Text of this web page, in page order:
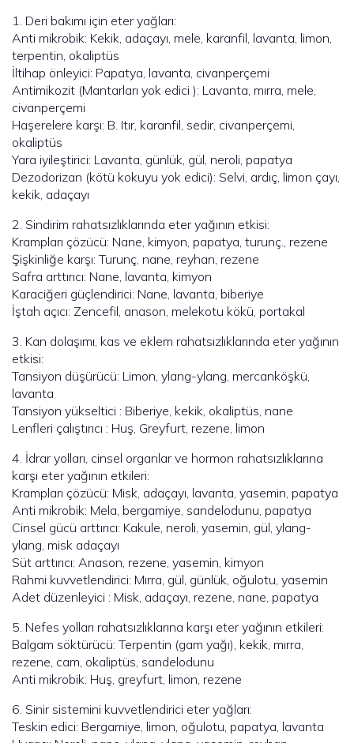
1. Deri bakımı için eter yağları:
Anti mikrobik: Kekik, adaçayı, mele, karanfil, lavanta, limon,
terpentin, okaliptüs
İltihap önleyici: Papatya, lavanta, civanperçemi
Antimikozit (Mantarları yok edici ): Lavanta, mırra, mele,
civanperçemi
Haşerelere karşı: B. Itır, karanfil, sedir, civanperçemi,
okaliptüs
Yara iyileştirici: Lavanta, günlük, gül, neroli, papatya
Dezodorizan (kötü kokuyu yok edici): Selvi, ardıç, limon çayı,
kekik, adaçayı
2. Sindirim rahatsızlıklarında eter yağının etkisi:
Krampları çözücü: Nane, kimyon, papatya, turunç., rezene
Şişkinliğe karşı: Turunç, nane, reyhan, rezene
Safra arttırıcı: Nane, lavanta, kimyon
Karaciğeri güçlendirici: Nane, lavanta, biberiye
İştah açıcı: Zencefil, anason, melekotu kökü, portakal
3. Kan dolaşımı, kas ve eklem rahatsızlıklarında eter yağının
etkisi:
Tansiyon düşürücü: Limon, ylang-ylang, mercanköşkü,
lavanta
Tansiyon yükseltici : Biberiye, kekik, okaliptüs, nane
Lenfleri çalıştırıcı : Huş, Greyfurt, rezene, limon
4. İdrar yolları, cinsel organlar ve hormon rahatsızlıklarına
karşı eter yağının etkileri:
Krampları çözücü: Misk, adaçayı, lavanta, yasemin, papatya
Anti mikrobik: Mela, bergamiye, sandelodunu, papatya
Cinsel gücü arttırıcı: Kakule, neroli, yasemin, gül, ylang-
ylang, misk adaçayı
Süt arttırıcı: Anason, rezene, yasemin, kimyon
Rahmi kuvvetlendirici: Mırra, gül, günlük, oğulotu, yasemin
Adet düzenleyici : Misk, adaçayı, rezene, nane, papatya
5. Nefes yolları rahatsızlıklarına karşı eter yağının etkileri:
Balgam söktürücü: Terpentin (gam yağı), kekik, mırra,
rezene, cam, okaliptüs, sandelodunu
Anti mikrobik: Huş, greyfurt, limon, rezene
6. Sinir sistemini kuvvetlendirici eter yağları:
Teskin edici: Bergamiye, limon, oğulotu, papatya, lavanta